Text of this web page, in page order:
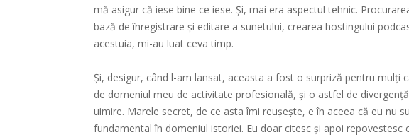
mă asigur că iese bine ce iese. Și, mai era aspectul tehnic.
bază de înregistrare și editare a sunetului, crearea hostingului
acestuia, mi-au luat ceva timp.
Și, desigur, când l-am lansat, aceasta a fost o surpriză pentru mulți
de domeniul meu de activitate profesională, și o astfel de
uimire. Marele secret, de ce asta îmi reușește, e în aceea că eu nu
fundamental în domeniul istoriei. Eu doar citesc și apoi